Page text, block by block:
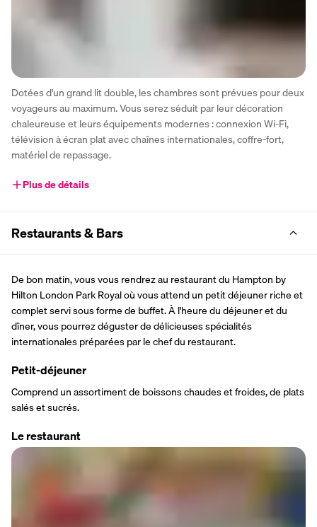
Dotées d'un grand lit double, les chambres sont prévues pour deux
voyageurs au maximum. Vous serez séduit par leur décoration
chaleureuse et leurs équipements modernes : connexion Wi-Fi,
télévision à écran plat avec chaînes internationales, coffre-fort,
matériel de repassage.
Plus de détails
Restaurants & Bars
De bon matin, vous vous rendrez au restaurant du Hampton by
Hilton London Park Royal où vous attend un petit déjeuner riche et
complet servi sous forme de buffet. À l'heure du déjeuner et du
dîner, vous pourrez déguster de délicieuses spécialités
internationales préparées par le chef du restaurant.
Petit-déjeuner
Comprend un assortiment de boissons chaudes et froides, de plats
salés et sucrés.
Le restaurant